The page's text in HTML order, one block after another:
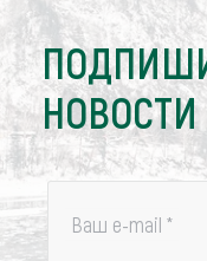
НОВОСТИ
Ваш e-mail *